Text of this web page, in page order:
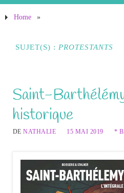
Home »
SUJET(S) : PROTESTANTS
Saint-
historique
DENATHALIE 15 MAI 2019 *